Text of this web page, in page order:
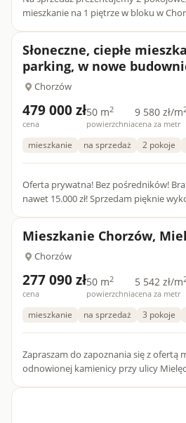
mieszkanie na 1 piętrze w bloku w
Słoneczne, ciepłe
parking, w nowe
Chorzów
479 000 zł
cena
50 m2
powierzchnia
9 580 zł/m
cena za metr
mieszkanie na sprzedaż 2 pokoje
Oferta prywatna! Bez pośredników! Brak prowizji! Oszczędzasz
nawet 15.000 zł! Sprzedam pięknie wykończone mieszkanie o
Mieszkanie Chorzów,
Chorzów
277 090 zł
cena
50 m2
powierzchnia
5 542 zł/m
cena za metr
mieszkanie na sprzedaż 3 pokoje
Zapraszam do zapoznania się z ofertą
odnowionej kamienicy przy ulicy